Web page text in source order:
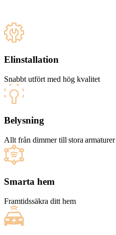
Elinstallation
Snabbt utfört med hög kvalitet
Belysning
Allt från dimmer till stora armaturer
Smarta hem
Framtidssäkra ditt hem